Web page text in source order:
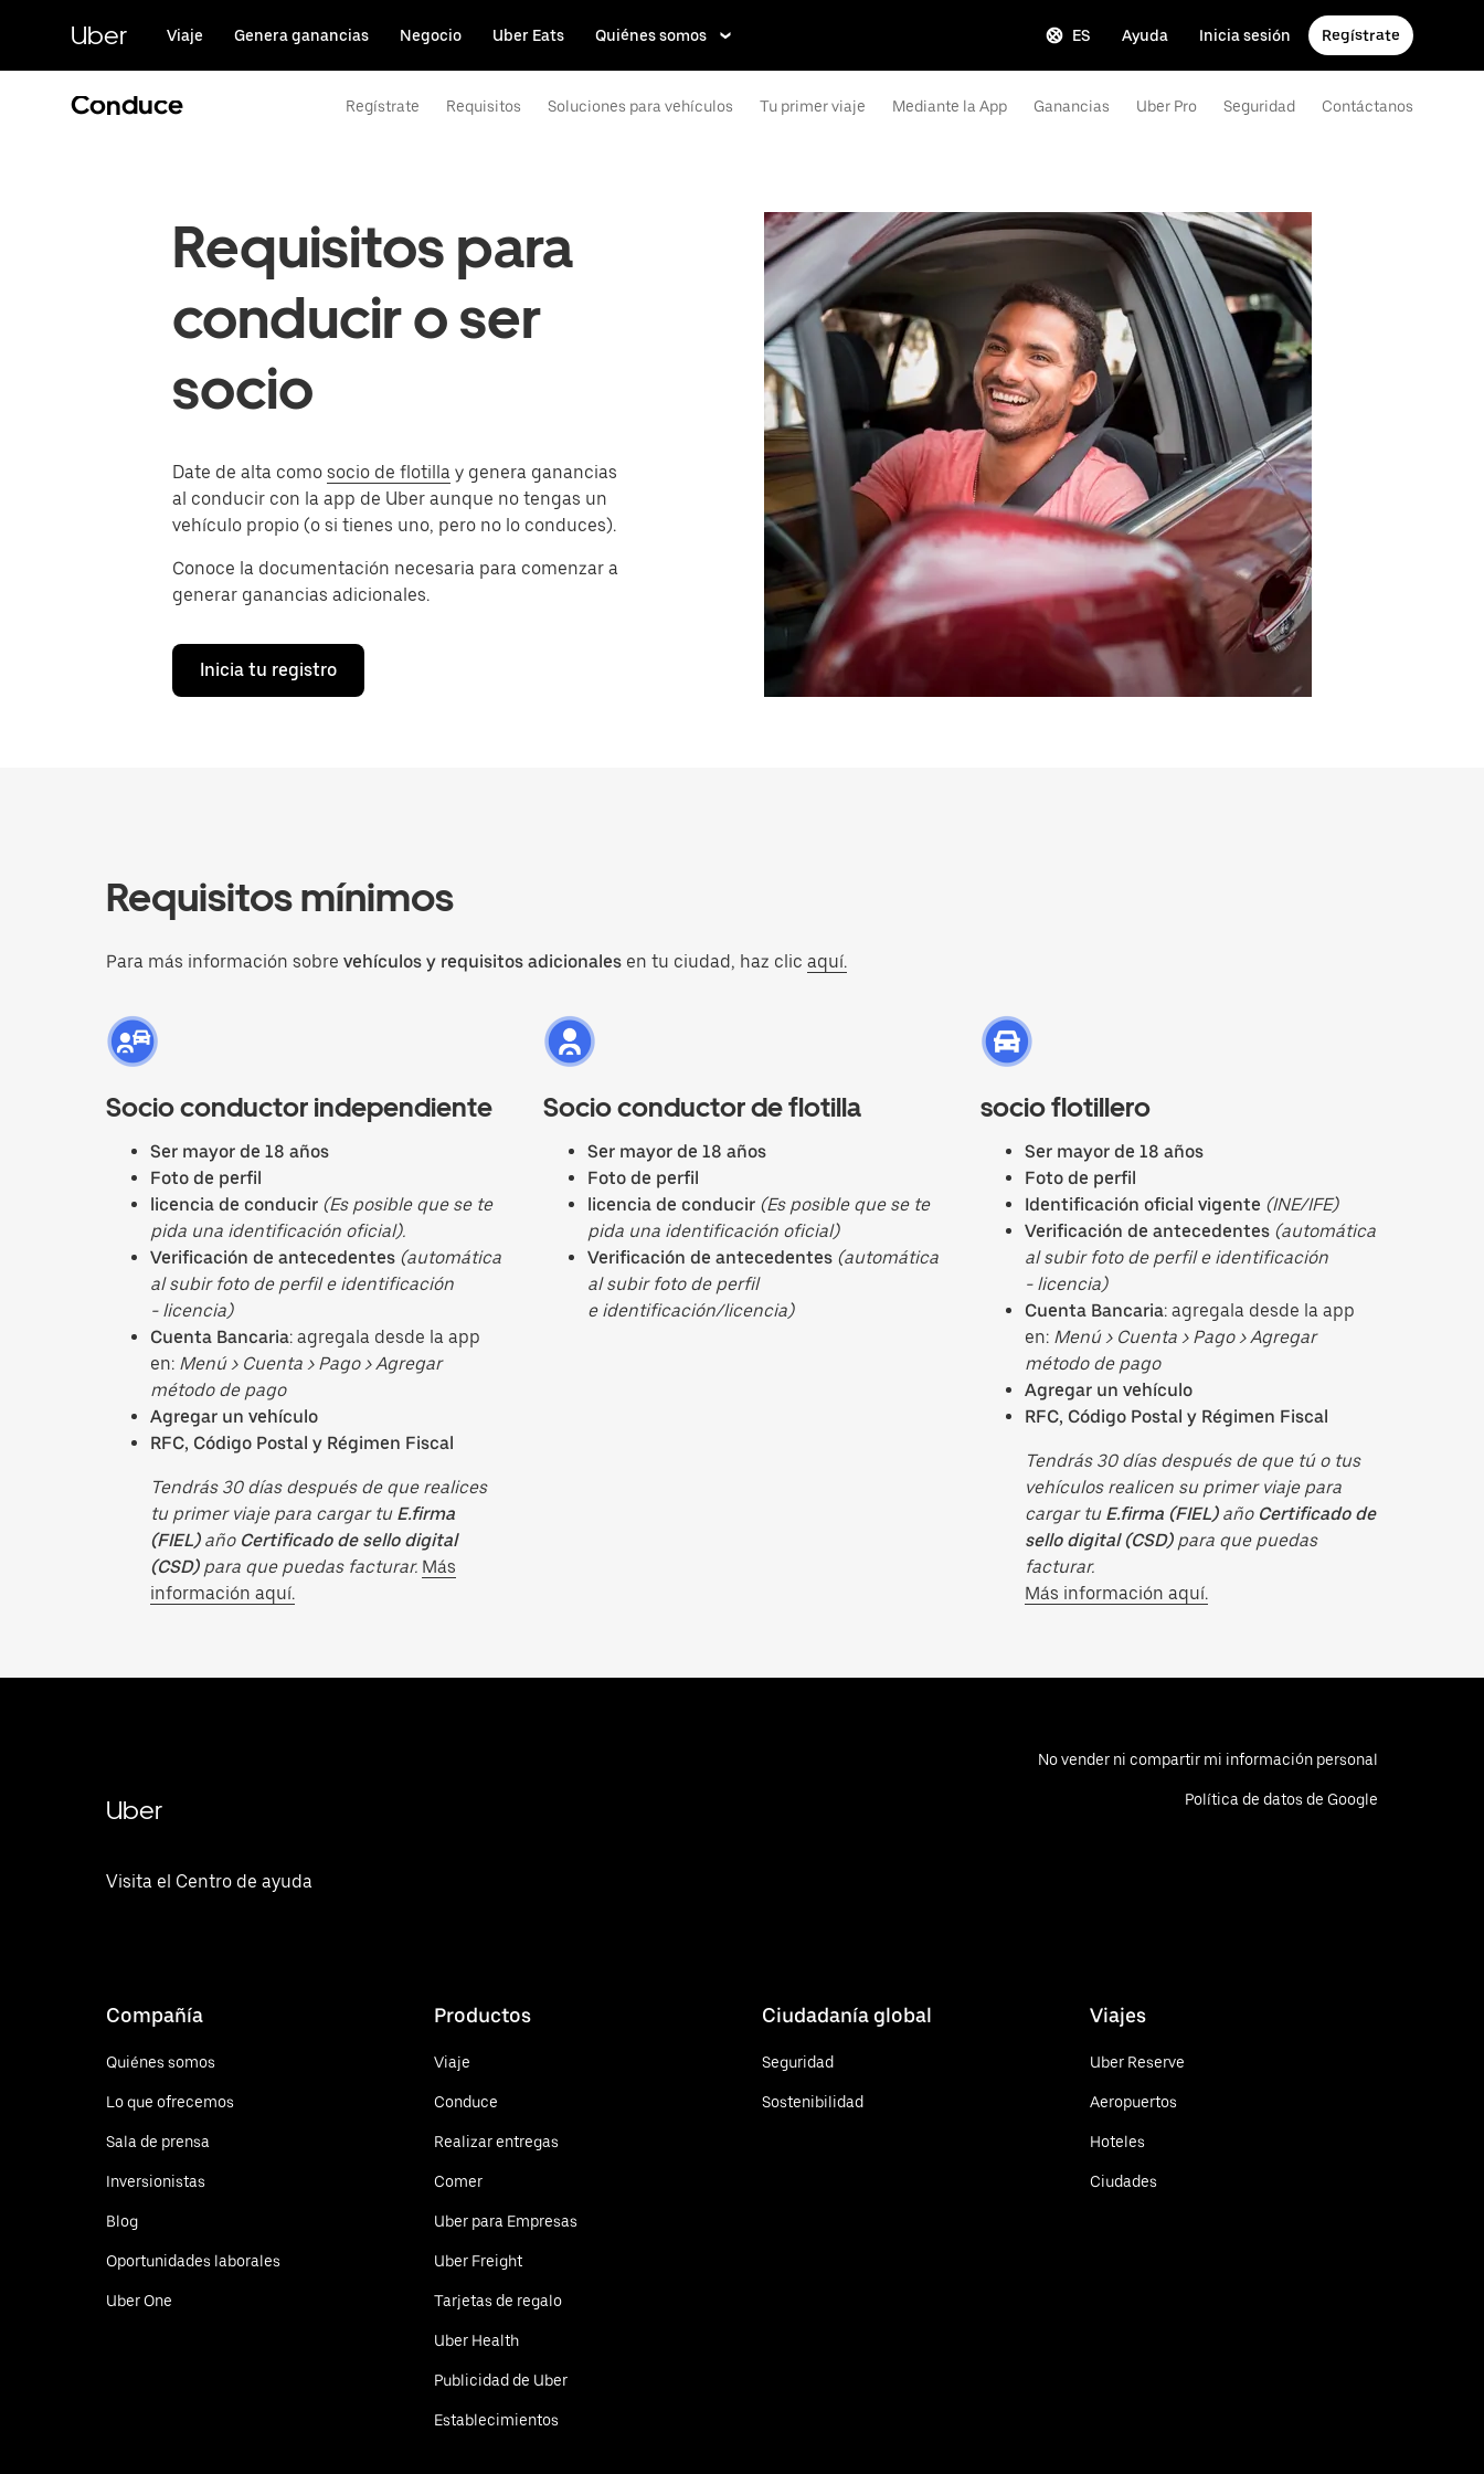
contenido
principal
Uber Viaje Genera ganancias Negocio Uber Eats Quiénes somos ES Ayuda Inicia sesión Regístrate
Conduce Regístrate Requisitos Soluciones para vehículos Tu primer viaje Mediante la App Ganancias Uber Pro Seguridad Contáctanos
Requisitos para
conducir o ser
socio
Date de alta como socio de flotilla y genera ganancias
al conducir con la app de Uber aunque no tengas un
vehículo propio (o si tienes uno, pero no lo conduces).
Conoce la documentación necesaria para comenzar a
generar ganancias adicionales.
Inicia tu registro
Requisitos mínimos
Para más información sobre vehículos y requisitos adicionales en tu ciudad, haz clic aquí.
Socio conductor independiente
Ser mayor de 18 años
Foto de perfil
licencia de conducir (Es posible que se te
pida una identificación oficial).
Verificación de antecedentes (automática
al subir foto de perfil e identificación
- licencia)
Cuenta Bancaria: agregala desde la app
en: Menú > Cuenta > Pago > Agregar
método de pago
Agregar un vehículo
RFC, Código Postal y Régimen Fiscal
Tendrás 30 días después de que realices
tu primer viaje para cargar tu E.firma
(FIEL)año Certificado de sello digital
(CSD)para que puedas facturar. Más
información aquí.
Socio conductor de flotilla
Ser mayor de 18 años
Foto de perfil
licencia de conducir (Es posible que se te
pida una identificación oficial)
Verificación de antecedentes (automática
al subir foto de perfil
e identificación/licencia)
socio flotillero
Ser mayor de 18 años
Foto de perfil
Identificación oficial vigente (INE/IFE)
Verificación de antecedentes (automática
al subir foto de perfil e identificación
- licencia)
Cuenta Bancaria: agregala desde la app
en: Menú > Cuenta > Pago > Agregar
método de pago
Agregar un vehículo
RFC, Código Postal y Régimen Fiscal
Tendrás 30 días después de que tú o tus
vehículos realicen su primer viaje para
cargar tu E.firma (FIEL)año Certificado de
sello digital (CSD)para que puedas
facturar.
Más información aquí.
Uber
Visita el Centro de ayuda
No vender ni compartir mi información personal
Política de datos de Google
Compañía
Quiénes somos
Lo que ofrecemos
Sala de prensa
Inversionistas
Blog
Oportunidades laborales
Uber One
Productos
Viaje
Conduce
Realizar entregas
Comer
Uber para Empresas
Uber Freight
Tarjetas de regalo
Uber Health
Publicidad de Uber
Establecimientos
Ciudadanía global
Seguridad
Sostenibilidad
Viajes
Uber Reserve
Aeropuertos
Hoteles
Ciudades